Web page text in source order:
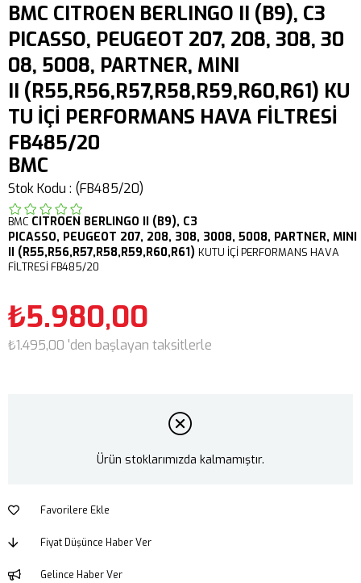
BMC CITROEN BERLINGO II (B9), C3
PICASSO, PEUGEOT 207, 208, 308, 30
08, 5008, PARTNER, MINI
II (R55,R56,R57,R58,R59,R60,R61) KU
TU İÇİ PERFORMANS HAVA FİLTRESİ
FB485/20
BMC
Stok Kodu (FB485/20)
BMC CITROEN BERLINGO II (B9), C3
PICASSO, PEUGEOT 207, 208, 308, 3008, 5008, PARTNER, MINI
II (R55,R56,R57,R58,R59,R60,R61) KUTU İÇİ PERFORMANS HAVA
FİLTRESİ FB485/20
₺5.980,00
₺1.495,00 'den başlayan taksitlerle
Ürün stoklarımızda kalmamıştır.
Favorilere Ekle
Fiyat Düşünce Haber Ver
Gelince Haber Ver